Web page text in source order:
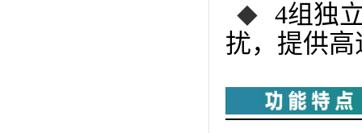
◆ 4组独
扰，提供